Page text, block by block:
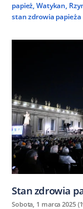
papież,Watykan,
stan zdrowia papieża
Stan zdrowia
Sobota, 1 marca 2025